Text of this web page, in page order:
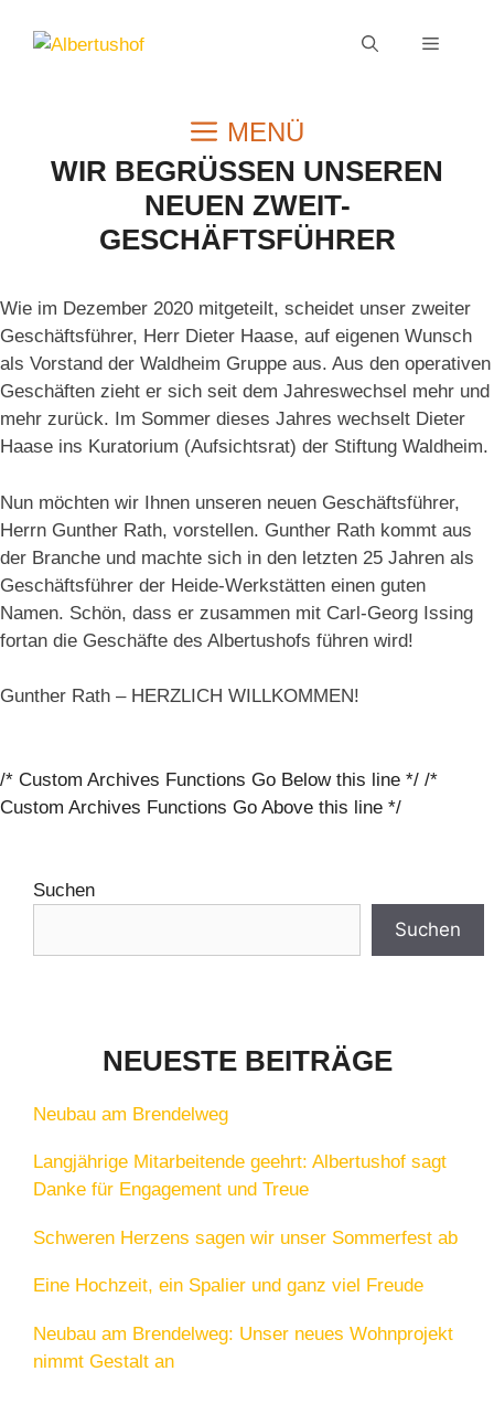
Inhalt
MENÜ
MENÜ
WIR BEGRÜSSEN UNSEREN N
EUEN ZWEIT-G
ESCHÄFTSFÜHRER
Wie im Dezember 2020 mitgeteilt, scheidet unser zweiter
Geschäftsführer, Herr Dieter Haase, auf eigenen Wunsch
als Vorstand der Waldheim Gruppe aus. Aus den operativen
Geschäften zieht er sich seit dem Jahreswechsel mehr und
mehr zurück. Im Sommer dieses Jahres wechselt Dieter
Haase ins Kuratorium (Aufsichtsrat) der Stiftung Waldheim.
Nun möchten wir Ihnen unseren neuen Geschäftsführer,
Herrn Gunther Rath, vorstellen. Gunther Rath kommt aus
der Branche und machte sich in den letzten 25 Jahren als
Geschäftsführer der Heide-Werkstätten einen guten
Namen. Schön, dass er zusammen mit Carl-Georg Issing
fortan die Geschäfte des Albertushofs führen wird!
Gunther Rath – HERZLICH WILLKOMMEN!
/* Custom Archives Functions Go Below this line */ /*
Custom Archives Functions Go Above this line */
Suchen
Suchen
NEUESTE BEITRÄGE
Neubau am Brendelweg
Langjährige Mitarbeitende geehrt: Albertushof sagt
Danke für Engagement und Treue
Schweren Herzens sagen wir unser Sommerfest ab
Eine Hochzeit, ein Spalier und ganz viel Freude
Neubau am Brendelweg: Unser neues Wohnprojekt
nimmt Gestalt an